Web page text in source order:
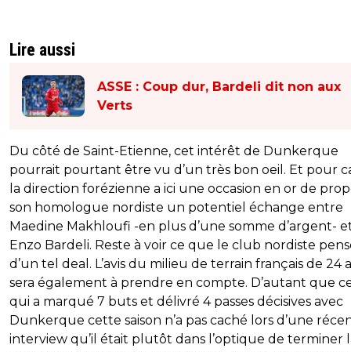
Lire aussi
ASSE : Coup dur, Bardeli dit non aux
Verts
Du côté de Saint-Etienne, cet intérêt de Dunkerque
pourrait pourtant être vu d’un très bon oeil. Et pour
la direction forézienne a ici une occasion en or de
son homologue nordiste un potentiel échange entre
Maedine Makhloufi -en plus d’une somme d’argent-
Enzo Bardeli. Reste à voir ce que le club nordiste
d’un tel deal. L’avis du milieu de terrain français de 24
sera également à prendre en compte. D’autant que
qui a marqué 7 buts et délivré 4 passes décisives avec
Dunkerque cette saison n’a pas caché lors d’une
interview qu’il était plutôt dans l’optique de terminer